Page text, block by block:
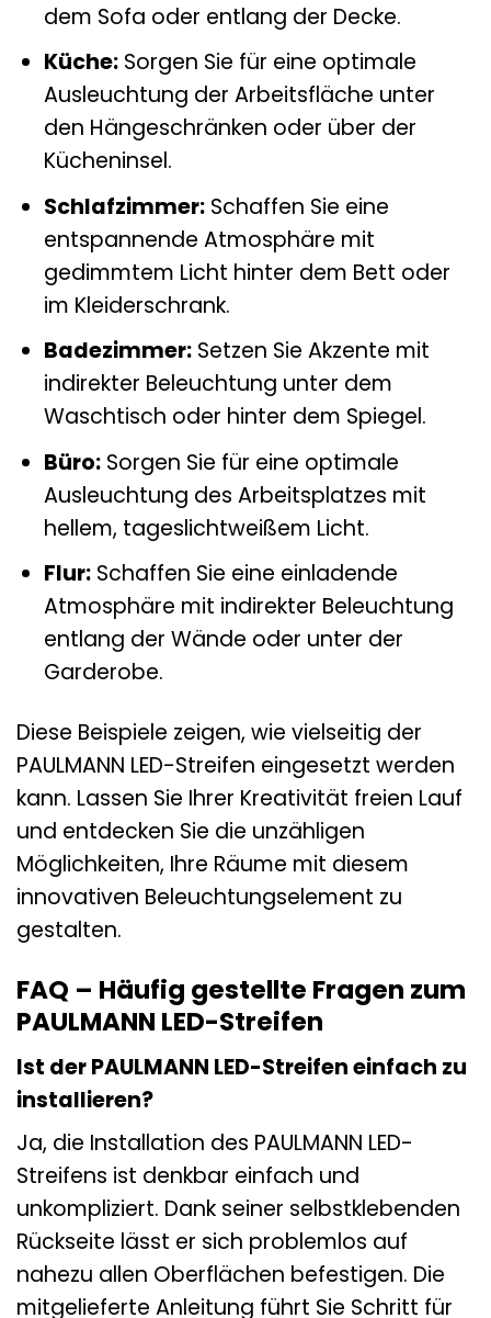
dem Sofa oder entlang der Decke.
Küche:Sorgen Sie für eine optimale
Ausleuchtung der Arbeitsfläche unter
den Hängeschränken oder über der
Kücheninsel.
Schlafzimmer:Schaffen Sie eine
entspannende Atmosphäre mit
gedimmtem Licht hinter dem Bett oder
im Kleiderschrank.
Badezimmer:Setzen Sie Akzente mit
indirekter Beleuchtung unter dem
Waschtisch oder hinter dem Spiegel.
Büro:Sorgen Sie für eine optimale
Ausleuchtung des Arbeitsplatzes mit
hellem, tageslichtweißem Licht.
Flur:Schaffen Sie eine einladende
Atmosphäre mit indirekter Beleuchtung
entlang der Wände oder unter der
Garderobe.
Diese Beispiele zeigen, wie vielseitig der
PAULMANN LED-Streifen eingesetzt werden
kann. Lassen Sie Ihrer Kreativität freien Lauf
und entdecken Sie die unzähligen
Möglichkeiten, Ihre Räume mit diesem
innovativen Beleuchtungselement zu
gestalten.
FAQ – Häufig gestellte Fragen zum
PAULMANN LED-Streifen
Ist der PAULMANN LED-Streifen einfach zu
installieren?
Ja, die Installation des PAULMANN LED-
Streifens ist denkbar einfach und
unkompliziert. Dank seiner selbstklebenden
Rückseite lässt er sich problemlos auf
nahezu allen Oberflächen befestigen. Die
mitgelieferte Anleitung führt Sie Schritt für